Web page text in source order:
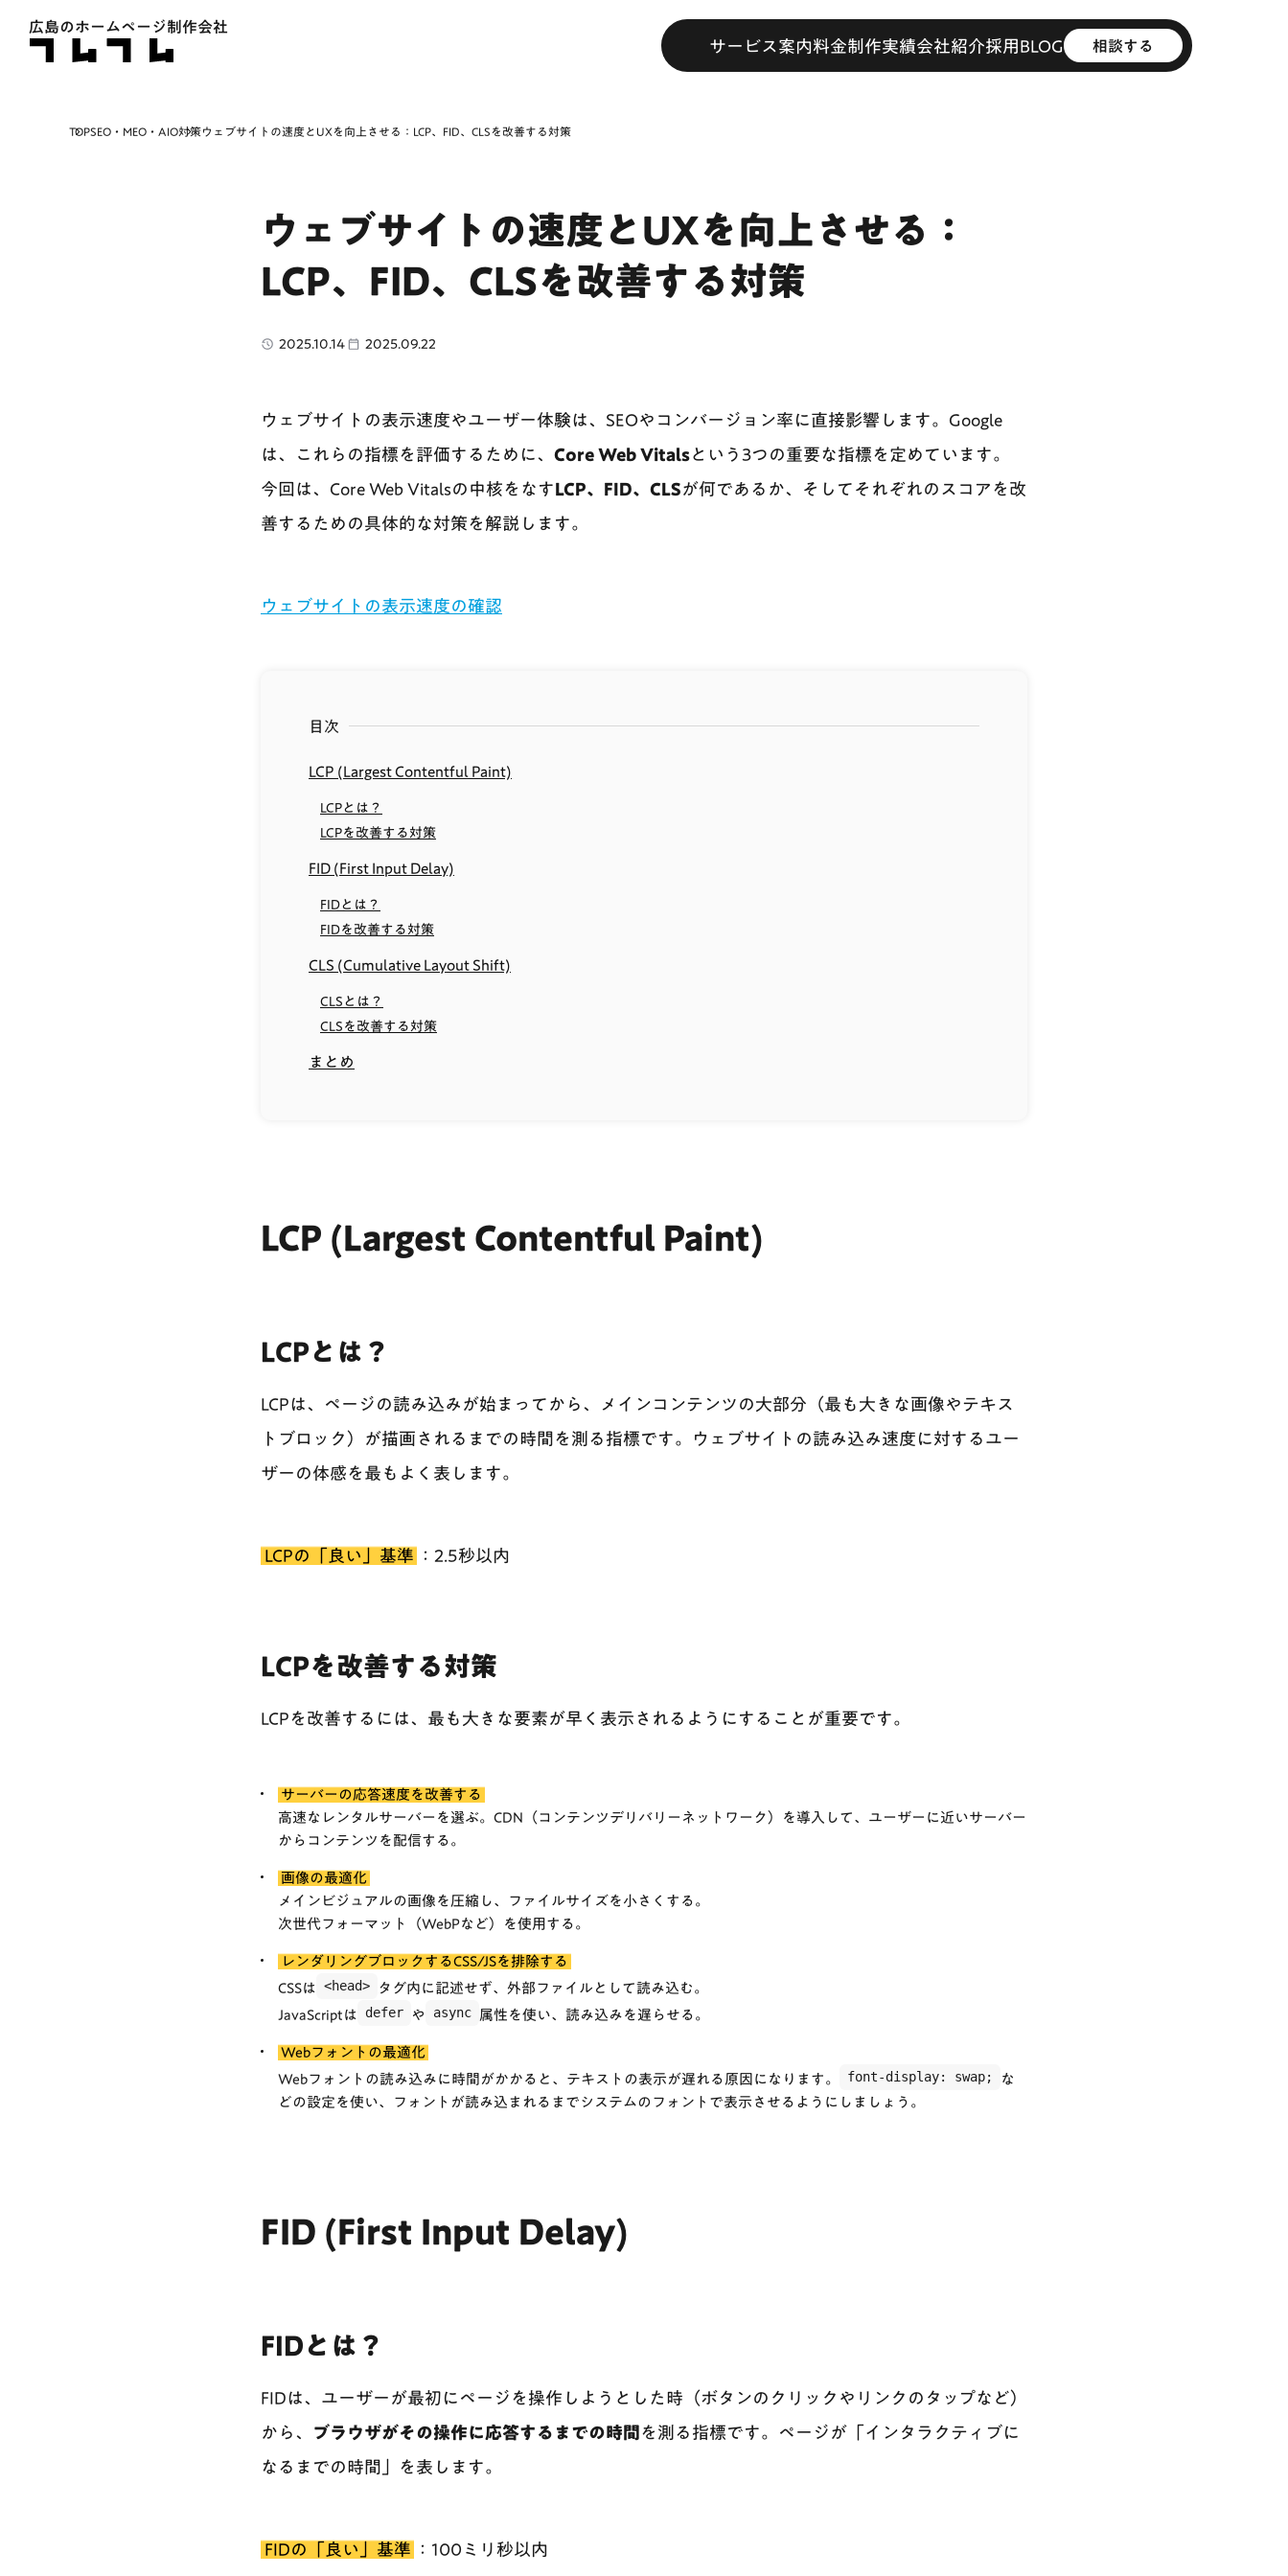
広島のホームページ制作会社
サービス案内料金制作実績会社紹介採用 BLOG 相談する
TOPSEO・MEO・AIO対策ウェブサイトの速度とUXを向上させる：LCP、FID、CLSを改善する対策
ウェブサイトの速度とUXを向上させる：
LCP、FID、CLSを改善する対策
2025.10.14 2025.09.22
ウェブサイトの表示速度やユーザー体験は、SEOやコンバージョン率に直接影響します。Google
は、これらの指標を評価するために、 Core Web Vitalsという3つの重要な指標を定めています。
今回は、Core Web Vitalsの中核をなすLCP、FID、CLSが何であるか、そしてそれぞれのスコアを改
善するための具体的な対策を解説します。
ウェブサイトの表示速度の確認
目次
LCP (Largest Contentful Paint)
LCPとは？
LCPを改善する対策
FID (First Input Delay)
FIDとは？
FIDを改善する対策
CLS (Cumulative Layout Shift)
CLSとは？
CLSを改善する対策
まとめ
LCP (Largest Contentful Paint)
LCPとは？
LCPは、ページの読み込みが始まってから、メインコンテンツの大部分（最も大きな画像やテキス
トブロック）が描画されるまでの時間を測る指標です。ウェブサイトの読み込み速度に対するユー
ザーの体感を最もよく表します。
LCPの「良い」基準 ：2.5秒以内
LCPを改善する対策
LCPを改善するには、最も大きな要素が早く表示されるようにすることが重要です。
サーバーの応答速度を改善する
高速なレンタルサーバーを選ぶ。CDN（コンテンツデリバリーネットワーク）を導入して、ユーザーに近いサーバー
からコンテンツを配信する。
画像の最適化
メインビジュアルの画像を圧縮し、ファイルサイズを小さくする。
次世代フォーマット（WebPなど）を使用する。
レンダリングブロックするCSS/JSを排除する
CSSは <head>
タグ内に記述せず、外部ファイルとして読み込む。
JavaScriptは
defer や async 属性を使い、読み込みを遅らせる。
Webフォントの最適化
Webフォントの読み込みに時間がかかると、テキストの表示が遅れる原因になります。
font-display: swap;
な
どの設定を使い、フォントが読み込まれるまでシステムのフォントで表示させるようにしましょう。
FID (First Input Delay)
FIDとは？
FIDは、ユーザーが最初にページを操作しようとした時（ボタンのクリックやリンクのタップなど）
から、
ブラウザがその操作に応答するまでの時間 を測る指標です。ページが「インタラクティブに
なるまでの時間」を表します。
FIDの「良い」基準 ：100ミリ秒以内